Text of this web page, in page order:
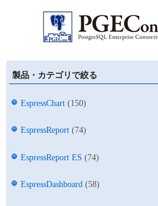
製品・カテゴリで絞る
EspressChart (150)
EspressReport (74)
EspressReport ES (74)
EspressDashboard (58)